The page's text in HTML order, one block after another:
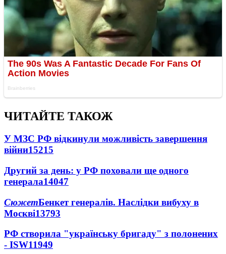
ЧИТАЙТЕ ТАКОЖ
У МЗС РФ відкинули можливість завершення
війни15215
Другий за день: у РФ поховали ще одного
генерала14047
СюжетБенкет генералів. Наслідки вибуху в
Москві13793
РФ створила "українську бригаду" з полонених
- ISW11949